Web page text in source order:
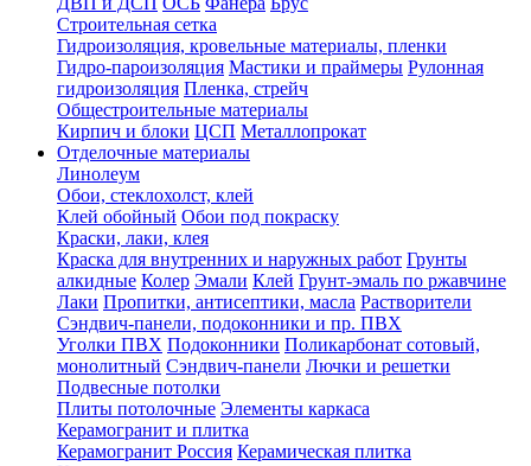
Строительная сетка
Гидроизоляция, кровельные материалы, пленки
Гидро-пароизоляция Мастики и праймеры Рулонная
гидроизоляция Пленка, стрейч
Общестроительные материалы
Кирпич и блоки ЦСП Металлопрокат
Отделочные материалы
Линолеум
Обои, стеклохолст, клей
Клей обойный Обои под покраску
Краски, лаки, клея
Краска для внутренних и наружных работ Грунты
алкидные Колер Эмали Клей Грунт-эмаль по ржавчине
Лаки Пропитки, антисептики, масла Растворители
Сэндвич-панели, подоконники и пр. ПВХ
Уголки ПВХ Подоконники Поликарбонат сотовый,
монолитный Сэндвич-панели Лючки и решетки
Подвесные потолки
Плиты потолочные Элементы каркаса
Керамогранит и плитка
Керамогранит Россия Керамическая плитка